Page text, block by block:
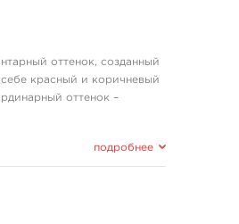
оттенок, созданный
красный и коричневый
оттенок –
сохранила стандарты
подробнее